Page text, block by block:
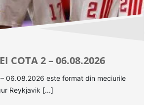
COTA 2 – 06.08.2026
06.08.2026 este format din meciurile
Reykjavik [...]